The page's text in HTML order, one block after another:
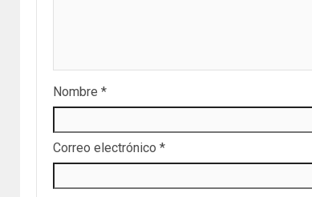
Nombre *
Correo electrónico *